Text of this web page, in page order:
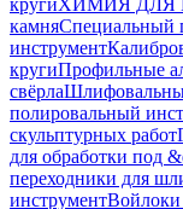
камняСпециальный
инструмент
кругиПрофильные
свёрла
полировальный
скульптурных работ
для обработки под
переходники для
инструментВойлоки